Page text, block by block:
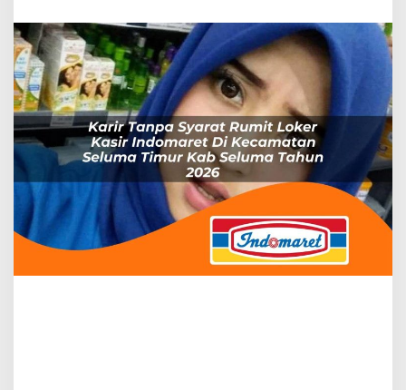
Kecamatan
Seluma
Timur,
Kab.
Seluma
Tahun
2026